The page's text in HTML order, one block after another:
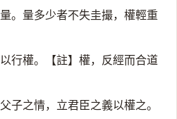
。量多少者不失圭撮，權輕重
行權。【註】權，反經而合道
子之情，立君臣之義以權之。